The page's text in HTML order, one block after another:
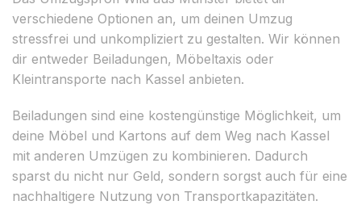
verschiedene Optionen an, um deinen Umzug
stressfrei und unkompliziert zu gestalten. Wir können
dir entweder Beiladungen, Möbeltaxis oder
Kleintransporte nach Kassel anbieten.
Beiladungen sind eine kostengünstige Möglichkeit, um
deine Möbel und Kartons auf dem Weg nach Kassel
mit anderen Umzügen zu kombinieren. Dadurch
sparst du nicht nur Geld, sondern sorgst auch für eine
nachhaltigere Nutzung von Transportkapazitäten.